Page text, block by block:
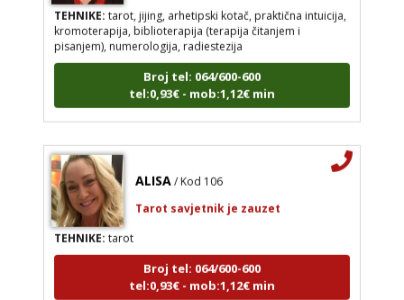
TEHNIKE:tarot, jijing, arhetipski kotač, praktična intuicija,
kromoterapija, biblioterapija (terapija čitanjem i
pisanjem), numerologija, radiestezija
Broj tel: 064/600-600
tel:0,93€ - mob:1,12€ min
ALISA / Kod 106
Tarot savjetnik je zauzet
TEHNIKE:tarot
Broj tel: 064/600-600
tel:0,93€ - mob:1,12€ min